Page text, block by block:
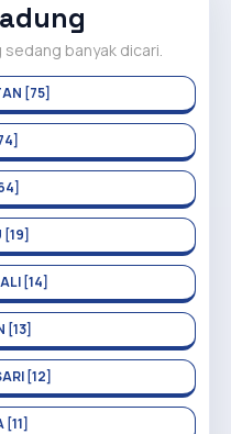
banyak dicari.
[75]
[19]
[14]
[13]
[12]
[11]